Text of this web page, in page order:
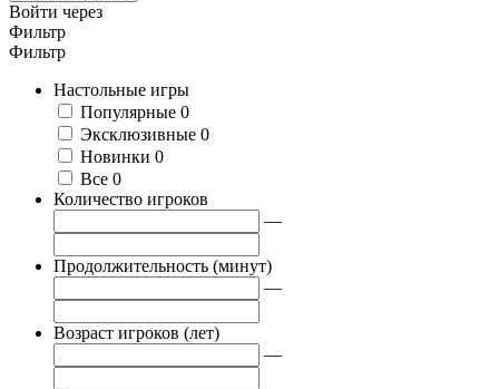
Войти через
Фильтр
Фильтр
Настольные игры
Популярные 0
Эксклюзивные 0
Новинки 0
Все 0
Количество игроков
—
Продолжительность (минут)
—
Возраст игроков (лет)
—